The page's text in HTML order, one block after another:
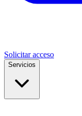
Solicitar acceso
Servicios